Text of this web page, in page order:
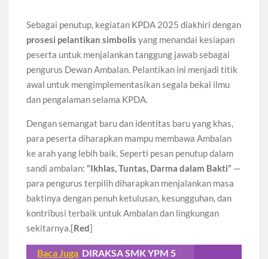
Sebagai penutup, kegiatan KPDA 2025 diakhiri dengan
prosesi pelantikan simbolis yang menandai kesiapan
peserta untuk menjalankan tanggung jawab sebagai
pengurus Dewan Ambalan. Pelantikan ini menjadi titik
awal untuk mengimplementasikan segala bekal ilmu
dan pengalaman selama KPDA.
Dengan semangat baru dan identitas baru yang khas,
para peserta diharapkan mampu membawa Ambalan
ke arah yang lebih baik. Seperti pesan penutup dalam
sandi ambalan:“Ikhlas, Tuntas, Darma dalam Bakti” —
para pengurus terpilih diharapkan menjalankan masa
baktinya dengan penuh ketulusan, kesungguhan, dan
kontribusi terbaik untuk Ambalan dan lingkungan
sekitarnya.[Red]
Baca Juga DIRAKSA SMK YPM 5